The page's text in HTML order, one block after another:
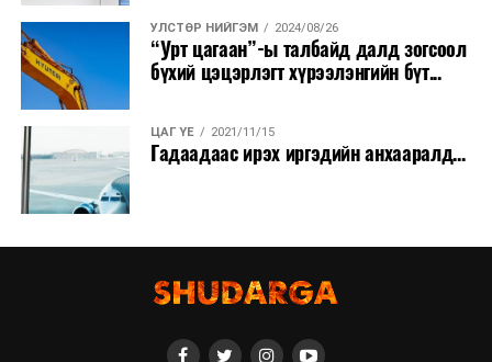
УЛСТӨР НИЙГЭМ 2024/08/26
“Урт цагаан”-ы талбайд далд зогсоол
бүхий цэцэрлэгт хүрээлэнгийн бүт...
ЦАГ ҮЕ 2021/11/15
Гадаадаас ирэх иргэдийн анхааралд...